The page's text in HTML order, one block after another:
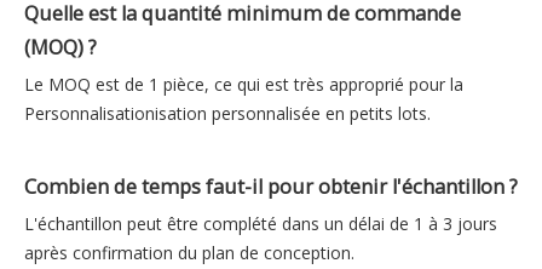
Quelle est la quantité minimum de commande
(MOQ) ?
Le MOQ est de 1 pièce, ce qui est très approprié pour la
Personnalisationisation personnalisée en petits lots.
Combien de temps faut-il pour obtenir l'échantillon ?
L'échantillon peut être complété dans un délai de 1 à 3 jours
après confirmation du plan de conception.